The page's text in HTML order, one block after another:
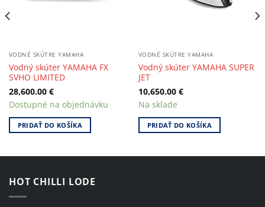
VODNÉ SKÚTRE YAMAHA
Vodný skúter YAMAHA FX
SVHO LIMITED
28,600.00 €
Dostupné na objednávku
PRIDAŤ DO KOŠÍKA
VODNÉ SKÚTRE YAMAHA
Vodný skúter YAMAHA SUPER
JET
10,650.00 €
Na sklade
PRIDAŤ DO KOŠÍKA
HOT CHILLI LODE